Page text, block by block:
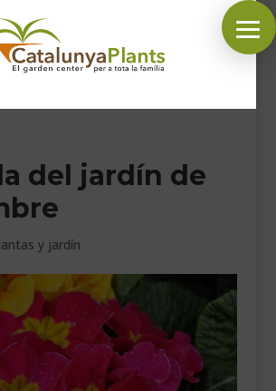
SÍGUENOS EN:
del jardín de
y jardín